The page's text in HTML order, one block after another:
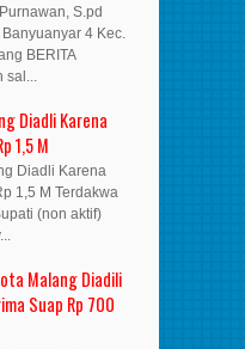
S.pd
4 Kec.
BERITA
Diadli Karena
1,5 M
Diadli Karena
1,5 M Terdakwa
(non aktif)
Malang Diadili
Suap Rp 700